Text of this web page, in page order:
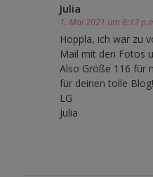
Julia
1. Mai 2021 um 6:13
Hoppla, ich war zu
Mail mit den Fotos
Also Größe 116 für
für deinen tolle
LG
Julia